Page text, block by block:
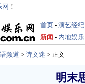
网 ！
首页 - 演艺经纪
新闻 - 内地娱乐
频道 > 诗文迷 > 正文
明末